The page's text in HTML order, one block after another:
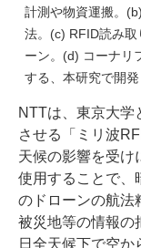
計測や物資運搬。
法。(c) RFID読み取
ーン。(d) コーナリ
する、本研究で開
NTTは、東京大学
させる「ミリ波
天候の影響を受け
使用することで、
のドローンの航法
被災地等の情報の
日全天候下で空か